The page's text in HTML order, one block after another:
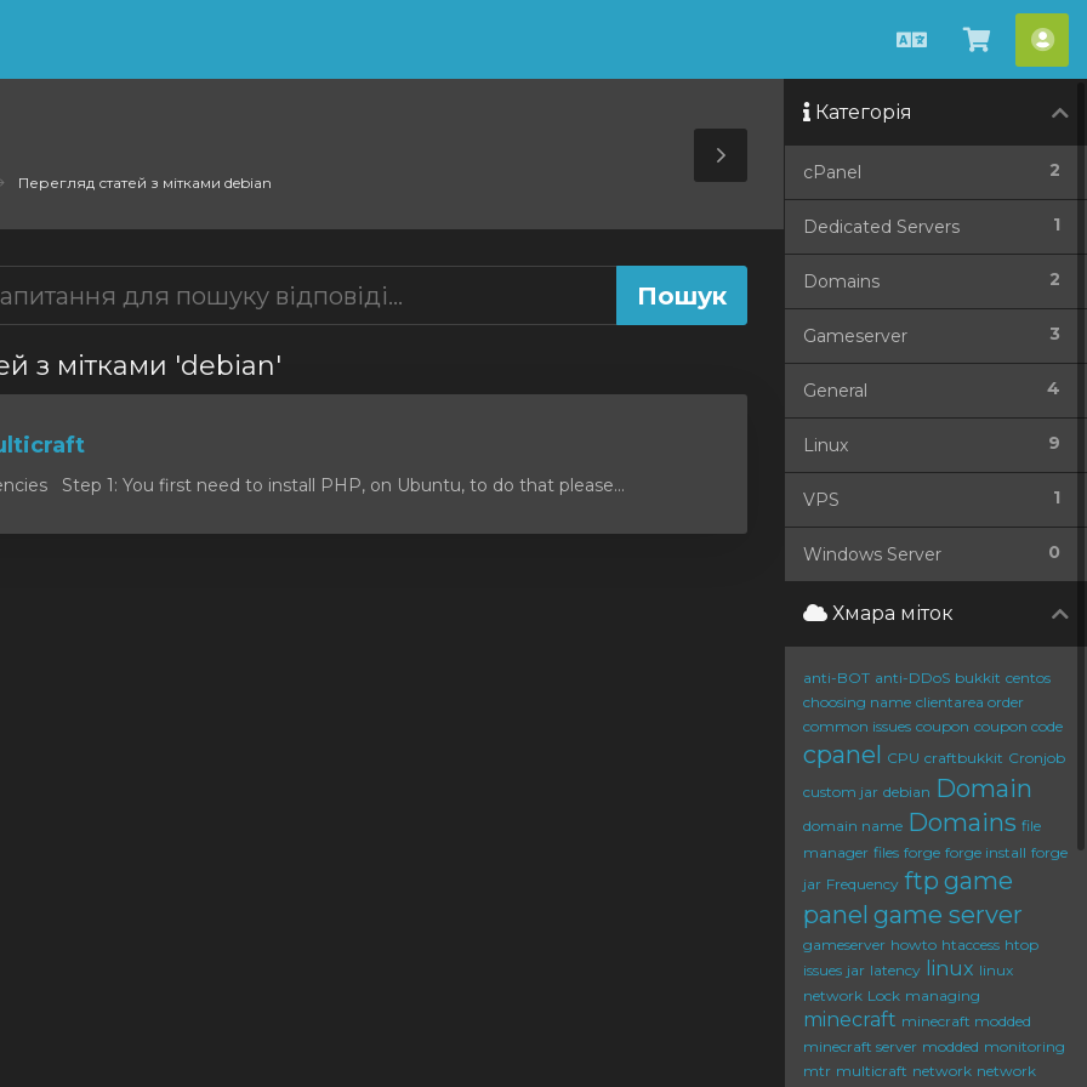
Українська
кошик
Перегляд статей з мітками debian
Toggle
Sidebar
з мітками 'debian'
Step 1: You first need to install PHP, on Ubuntu, to do that please...
Категорія
2
cPanel
1
Dedicated Servers
2
Domains
3
Gameserver
4
General
9
Linux
1
VPS
0
Windows Server
Хмара міток
anti-BOT anti-DDoS bukkit centos
choosing name clientarea order
common issues coupon coupon code
cpanel CPU craftbukkit Cronjob
custom jar debian Domain
domain name Domains file
manager files forge forge install forge
jar Frequency ftp game
panel game server
gameserver howto htaccess htop
issues jar latency linux linux
network Lock managing
minecraft minecraft modded
minecraft server modded monitoring
mtr multicraft network network